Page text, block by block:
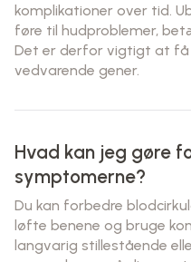
komplikationer over tid.
føre til hudproblemer,
Det er derfor vigtigt at få
vedvarende gener.
Hvad kan jeg gøre
symptomerne?
Du kan forbedre
løfte benene og bruge
langvarig stillestående